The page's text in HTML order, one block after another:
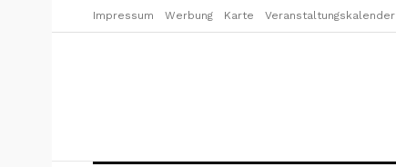
Impressum Werbung Karte Veranstaltungskalender